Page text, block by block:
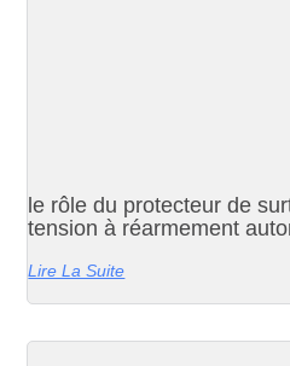
le rôle du protecteur de
tension à réarmement
Lire La Suite